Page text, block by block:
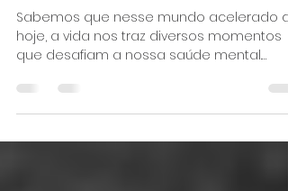
4 fases duras para a saúde
mental da mulher
hoje, a vida nos traz diversos momentos
que desafiam a nossa saúde mental.